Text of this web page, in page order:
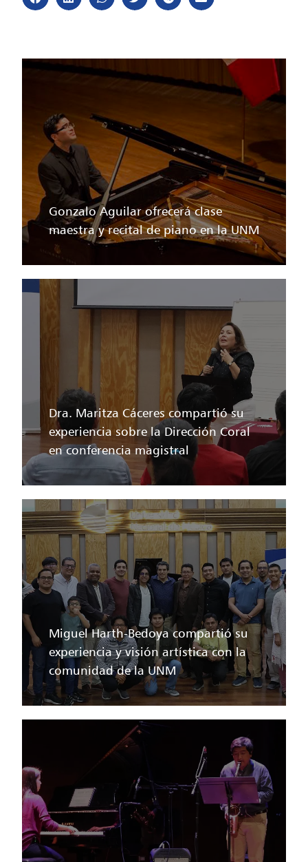
Gonzalo Aguilar ofrecerá clase
maestra y recital de piano en la UNM
Dra. Maritza Cáceres compartió su
experiencia sobre la Dirección Coral
en conferencia magistral
Miguel Harth-Bedoya compartió su
experiencia y visión artística con la
comunidad de la UNM